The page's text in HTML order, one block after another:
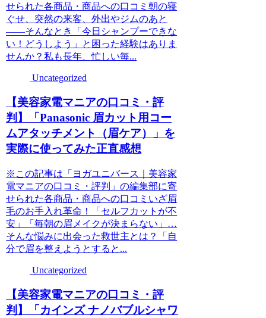
せられた各商品・商品への口コミ朝の寝
ぐせ、突然の来客、外出やジムのあと
――そんなとき「今日シャンプーできな
い！どうしよう」と困った経験はありま
せんか？私も長年、忙しい毎...
Uncategorized
【美容家電マニアの口コミ・評
判】「Panasonic 眉カット用コー
ムアタッチメント（眉ケア）」を
実際に使ってみた正直感想
※この記事は「ヨガユニバース｜美容家
電マニアの口コミ・評判」の編集部に寄
せられた各商品・商品への口コミいざ眉
毛のお手入れ革命！「セルフカットが不
安」「毎朝の眉メイクが決まらない」…
そんな悩みに出会った救世主とは？「自
分で眉を整えようとすると...
Uncategorized
【美容家電マニアの口コミ・評
判】「カインズ ナノバブルシャワ